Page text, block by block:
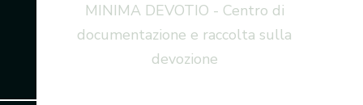
MINIMA DEVOTIO - Centro di
documentazione e raccolta sulla
devozione